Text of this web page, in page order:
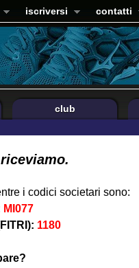
iscriversi contatti
club
i codici societari sono:
MI077
1180